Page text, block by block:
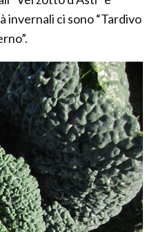
invernali ci sono “Tardivo